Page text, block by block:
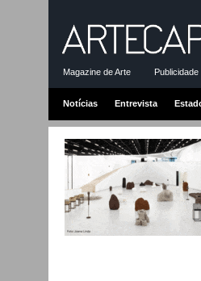
Magazine de Arte Publicidade
Notícias Entrevista